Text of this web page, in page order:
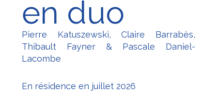
en duo
Pierre Katuszewski, Claire Barrabès,
Thibault Fayner & Pascale Daniel-
Lacombe
En résidence en juillet 2026